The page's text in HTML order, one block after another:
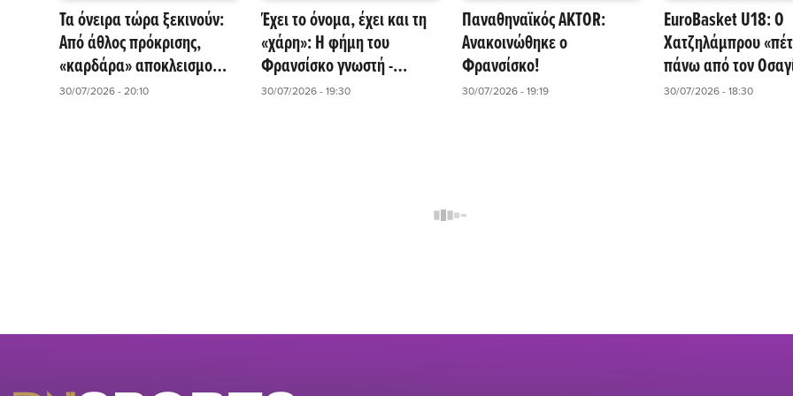
Τα όνειρα τώρα ξεκινούν:
Από άθλος πρόκρισης,
«καρδάρα» αποκλεισμού
για την Εθνική - Με αύρα...
30/07/2026 - 20:10
Έχει το όνομα, έχει και τη
«χάρη»: Η φήμη του
Φρανσίσκο γνωστή -
«Ανακοίνωση» με νόημα
30/07/2026 - 19:30
Παναθηναϊκός AKTOR:
Ανακοινώθηκε ο
Φρανσίσκο!
30/07/2026 - 19:19
EuroBasket U18: Ο
Χατζηλάμπρου
πάνω από τον
κάρφωμα που
30/07/2026 - 18:30